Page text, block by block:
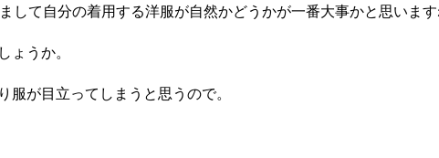
して自分の着用する洋服が自然かどうかが一番大事かと思いま
うか。
が目立ってしまうと思うので。